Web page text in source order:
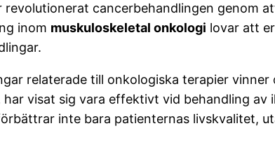
revolutionerat cancerbehandlingen genom
inom muskuloskeletal onkologi lovar att
relaterade till onkologiska terapier vinner
visat sig vara effektivt vid behandling av
inte bara patienternas livskvalitet,